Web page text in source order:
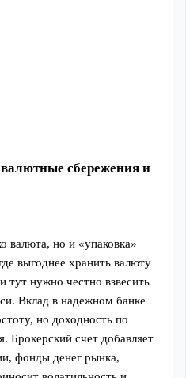
сбережения и
но и «упаковка»
выгоднее хранить валюту
тут нужно честно взвесить
Вклад в надежном банке
но доходность по
Брокерский счет добавляет
фонды денег рынка,